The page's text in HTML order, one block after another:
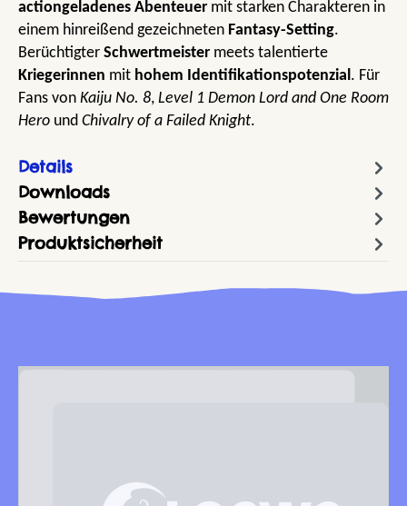
actiongeladenes Abenteuer mit starken Charakteren in
einem hinreißend gezeichneten Fantasy-Setting.
Berüchtigter Schwertmeister meets talentierte
Kriegerinnen mit hohem Identifikationspotenzial. Für
Fans von Kaiju No. 8, Level 1 Demon Lord and One Room
Hero und Chivalry of a Failed Knight.
Details
Downloads
Bewertungen
Produktsicherheit